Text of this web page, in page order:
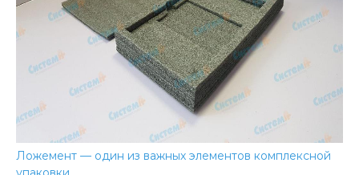
Ложемент — один из важных элементов комплексной